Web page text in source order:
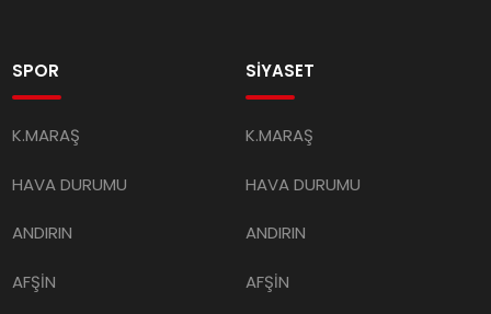
SPOR
K.MARAŞ
HAVA DURUMU
ANDIRIN
AFŞİN
SİYASET
K.MARAŞ
HAVA DURUMU
ANDIRIN
AFŞİN